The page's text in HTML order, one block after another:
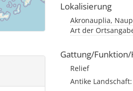
Lokalisierung
Akronauplia,
Art der
Gattung/
Relief
Antike